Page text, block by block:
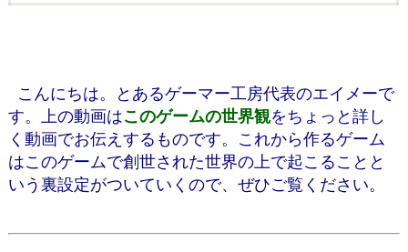
こんにちは。とあるゲーマー工房代表のエイメーで
す。上の動画はこのゲームの世界観をちょっと詳し
く動画でお伝えするものです。これから作るゲーム
はこのゲームで創世された世界の上で起こることと
いう裏設定がついていくので、ぜひご覧ください。